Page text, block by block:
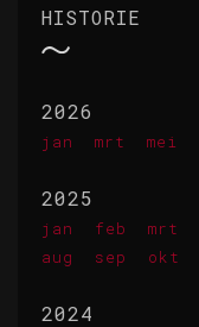
HISTORIE
2026
jan mrt mei
2025
jan feb mrt
aug
sep okt
2024